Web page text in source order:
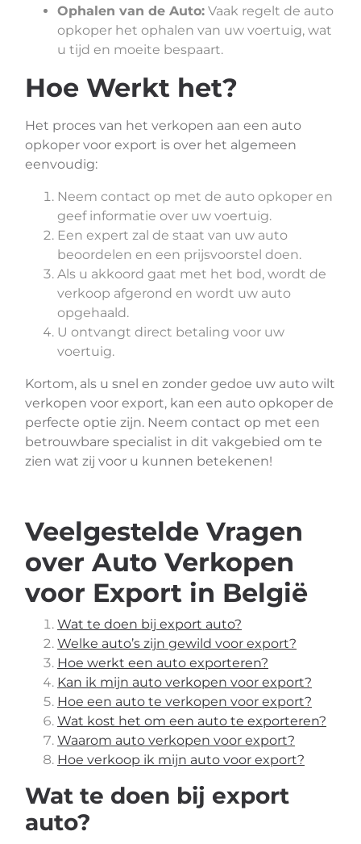
Ophalen van de Auto: Vaak regelt de auto
opkoper het ophalen van uw voertuig, wat
u tijd en moeite bespaart.
Hoe Werkt het?
Het proces van het verkopen aan een auto
opkoper voor export is over het algemeen
eenvoudig:
Neem contact op met de auto opkoper en
geef informatie over uw voertuig.
Een expert zal de staat van uw auto
beoordelen en een prijsvoorstel doen.
Als u akkoord gaat met het bod, wordt de
verkoop afgerond en wordt uw auto
opgehaald.
U ontvangt direct betaling voor uw
voertuig.
Kortom, als u snel en zonder gedoe uw auto wilt
verkopen voor export, kan een auto opkoper de
perfecte optie zijn. Neem contact op met een
betrouwbare specialist in dit vakgebied om te
zien wat zij voor u kunnen betekenen!
Veelgestelde Vragen
over Auto Verkopen
voor Export in België
Wat te doen bij export auto?
Welke auto’s zijn gewild voor export?
Hoe werkt een auto exporteren?
Kan ik mijn auto verkopen voor export?
Hoe een auto te verkopen voor export?
Wat kost het om een auto te exporteren?
Waarom auto verkopen voor export?
Hoe verkoop ik mijn auto voor export?
Wat te doen bij export
auto?